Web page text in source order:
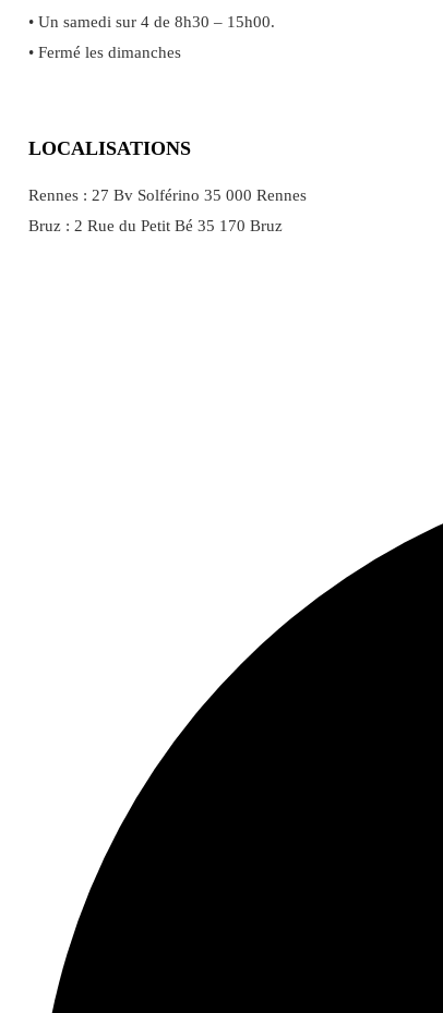
• Un samedi sur 4 de 8h30 – 15h00.
• Fermé les dimanches
LOCALISATIONS
Rennes : 27 Bv Solférino 35 000 Rennes
Bruz : 2 Rue du Petit Bé 35 170 Bruz